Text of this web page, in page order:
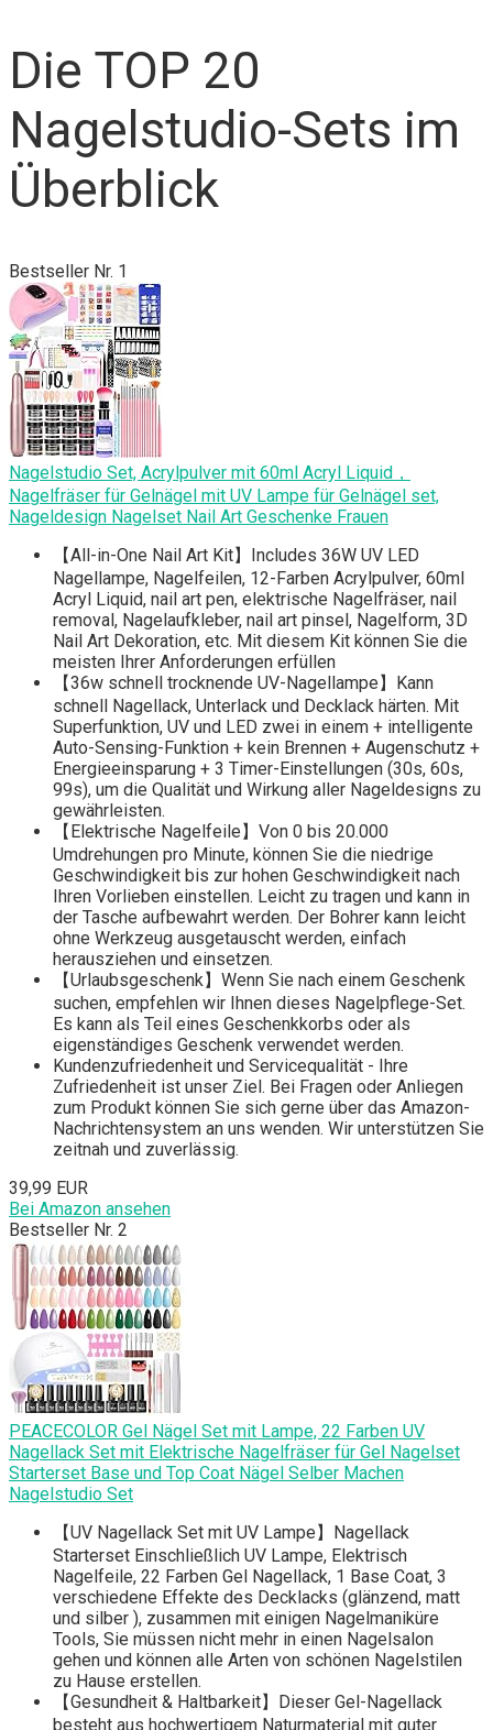
Die TOP 20
Nagelstudio-Sets im
Überblick
Bestseller Nr. 1
Nagelstudio Set, Acrylpulver mit 60ml Acryl Liquid，
Nagelfräser für Gelnägel mit UV Lampe für Gelnägel set,
Nageldesign Nagelset Nail Art Geschenke Frauen
【All-in-One Nail Art Kit】Includes 36W UV LED
Nagellampe, Nagelfeilen, 12-Farben Acrylpulver, 60ml
Acryl Liquid, nail art pen, elektrische Nagelfräser, nail
removal, Nagelaufkleber, nail art pinsel, Nagelform, 3D
Nail Art Dekoration, etc. Mit diesem Kit können Sie die
meisten Ihrer Anforderungen erfüllen
【36w schnell trocknende UV-Nagellampe】Kann
schnell Nagellack, Unterlack und Decklack härten. Mit
Superfunktion, UV und LED zwei in einem + intelligente
Auto-Sensing-Funktion + kein Brennen + Augenschutz +
Energieeinsparung + 3 Timer-Einstellungen (30s, 60s,
99s), um die Qualität und Wirkung aller Nageldesigns zu
gewährleisten.
【Elektrische Nagelfeile】Von 0 bis 20.000
Umdrehungen pro Minute, können Sie die niedrige
Geschwindigkeit bis zur hohen Geschwindigkeit nach
Ihren Vorlieben einstellen. Leicht zu tragen und kann in
der Tasche aufbewahrt werden. Der Bohrer kann leicht
ohne Werkzeug ausgetauscht werden, einfach
herausziehen und einsetzen.
【Urlaubsgeschenk】Wenn Sie nach einem Geschenk
suchen, empfehlen wir Ihnen dieses Nagelpflege-Set.
Es kann als Teil eines Geschenkkorbs oder als
eigenständiges Geschenk verwendet werden.
Kundenzufriedenheit und Servicequalität - Ihre
Zufriedenheit ist unser Ziel. Bei Fragen oder Anliegen
zum Produkt können Sie sich gerne über das Amazon-
Nachrichtensystem an uns wenden. Wir unterstützen Sie
zeitnah und zuverlässig.
39,99 EUR
Bei Amazon ansehen
Bestseller Nr. 2
PEACECOLOR Gel Nägel Set mit Lampe, 22 Farben UV
Nagellack Set mit Elektrische Nagelfräser für Gel Nagelset
Starterset Base und Top Coat Nägel Selber Machen
Nagelstudio Set
【UV Nagellack Set mit UV Lampe】Nagellack
Starterset Einschließlich UV Lampe, Elektrisch
Nagelfeile, 22 Farben Gel Nagellack, 1 Base Coat, 3
verschiedene Effekte des Decklacks (glänzend, matt
und silber ), zusammen mit einigen Nagelmaniküre
Tools, Sie müssen nicht mehr in einen Nagelsalon
gehen und können alle Arten von schönen Nagelstilen
zu Hause erstellen.
【Gesundheit & Haltbarkeit】Dieser Gel-Nagellack
besteht aus hochwertigem Naturmaterial mit guter